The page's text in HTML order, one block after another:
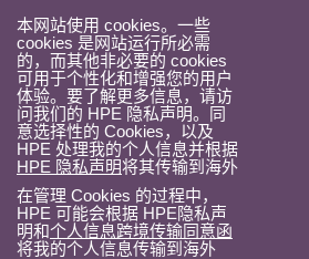
本网站使用 cookies。一些
cookies 是网站运行所必需
的，而其他非必要的 cookies
可用于个性化和增强您的用户
体验。要了解更多信息，请访
问我们的 HPE 隐私声明。同
意选择性的 Cookies，以及
HPE 处理我的个人信息并根据
HPE 隐私声明将其传输到海外
在管理 Cookies 的过程中，
HPE 可能会根据 HPE隐私声
明和个人信息跨境传输同意函
将我的个人信息传输到海外